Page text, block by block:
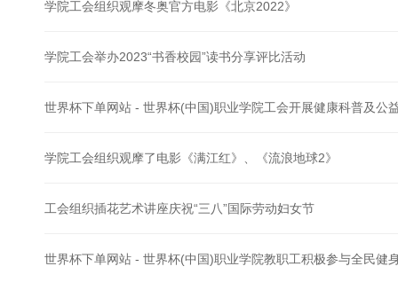
学院工会组织观摩冬奥官方电影《北京2022》
学院工会举办2023“书香校园”读书分享评比活动
世界杯下单网站 - 世界杯(中国)职业学院工会开展健康科普及公
学院工会组织观摩了电影《满江红》、《流浪地球2》
工会组织插花艺术讲座庆祝“三八”国际劳动妇女节
世界杯下单网站 - 世界杯(中国)职业学院教职工积极参与全民健